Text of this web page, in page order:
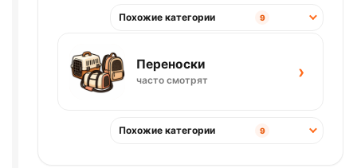
Похожие категории 9
Переноски
часто смотрят ›
Похожие категории 9